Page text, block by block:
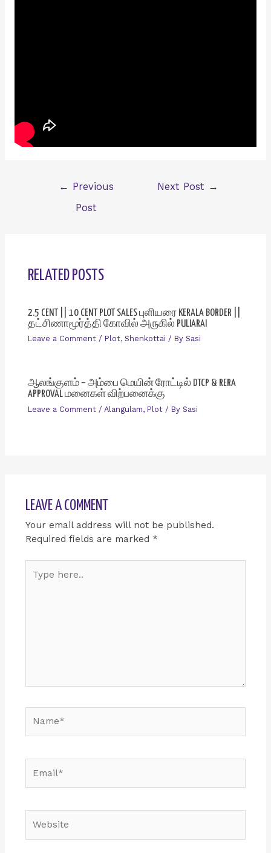
← Previous
Post
Next Post →
RELATED POSTS
2.5 CENT || 10 CENT PLOT SALES புளியரை KERALA BORDER ||
தட்சிணாமூர்த்தி கோவில் அருகில் PULIARAI
Leave a Comment / Plot, Shenkottai / By Sasi
ஆலங்குளம் – அம்பை மெயின் ரோட்டில் DTCP & RERA
APPROVAL மனைகள் விற்பனைக்கு
Leave a Comment / Alangulam, Plot/ By Sasi
LEAVE A COMMENT
Your email address will not be published.
Required fields are marked *
here..